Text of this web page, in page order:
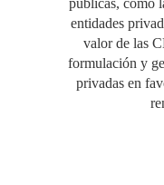
públicas, como
entidades
valor de las
formulación y
privadas en